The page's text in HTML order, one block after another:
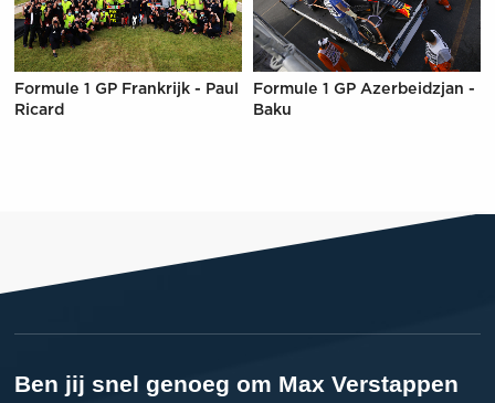
Formule 1 GP Frankrijk - Paul
Ricard
Formule 1 GP Azerbeidzjan -
Baku
Ben jij snel genoeg om Max Verstappen